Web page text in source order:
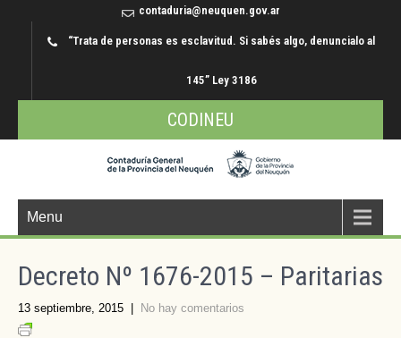
contaduria@neuquen.gov.ar
“Trata de personas es esclavitud. Si sabés algo, denuncialo al
145” Ley 3186
CODINEU
Menu
Decreto Nº 1676-2015 – Paritarias
13 septiembre, 2015 No hay comentarios